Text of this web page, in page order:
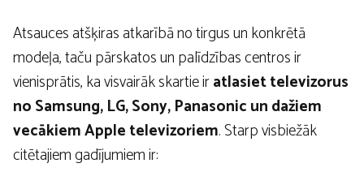
Atsauces atšķiras atkarībā no tirgus un konkrētā
modeļa, taču pārskatos un palīdzības centros ir
vienisprātis, ka visvairāk skartie iratlasiet televizorus
no Samsung, LG, Sony, Panasonic un dažiem
vecākiem Apple televizoriem. Starp visbiežāk
citētajiem gadījumiem ir: